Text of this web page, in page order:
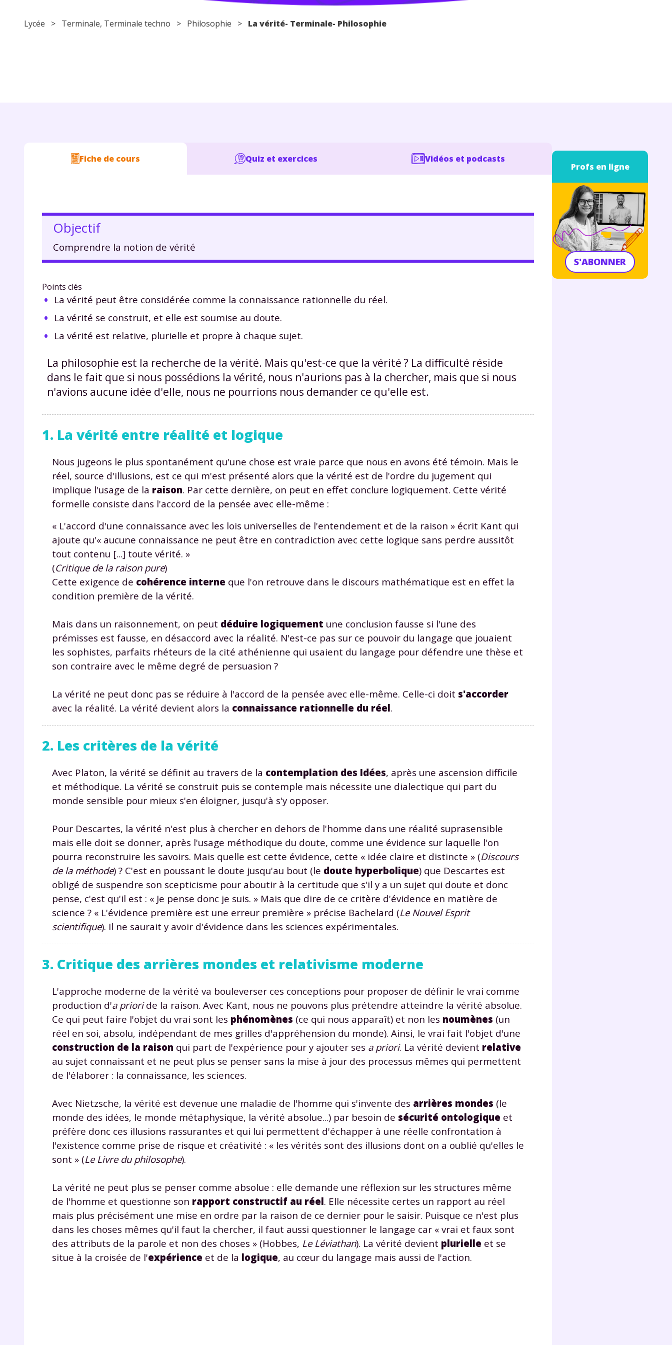
Lycée > Terminale, Terminale techno > Philosophie > La vérité- Terminale- Philosophie
Fiche de cours Quiz et exercices Vidéos et podcasts
Objectif
Comprendre la notion de vérité
Points clés
La vérité peut être considérée comme la connaissance rationnelle du réel.
La vérité se construit, et elle est soumise au doute.
La vérité est relative, plurielle et propre à chaque sujet.
La philosophie est la recherche de la vérité. Mais qu'est-ce que la vérité ? La difficulté réside
dans le fait que si nous possédions la vérité, nous n'aurions pas à la chercher, mais que si nous
n'avions aucune idée d'elle, nous ne pourrions nous demander ce qu'elle est.
1. La vérité entre réalité et logique
Nous jugeons le plus spontanément qu'une chose est vraie parce que nous en avons été témoin. Mais le
réel, source d'illusions, est ce qui m'est présenté alors que la vérité est de l'ordre du jugement qui
implique l'usage de la raison. Par cette dernière, on peut en effet conclure logiquement. Cette vérité
formelle consiste dans l'accord de la pensée avec elle-même :
« L'accord d'une connaissance avec les lois universelles de l'entendement et de la raison » écrit Kant qui
ajoute qu'« aucune connaissance ne peut être en contradiction avec cette logique sans perdre aussitôt
tout contenu [...] toute vérité. »
(Critique de la raison pure)
Cette exigence de cohérence interne que l'on retrouve dans le discours mathématique est en effet la
condition première de la vérité.
Mais dans un raisonnement, on peut déduire logiquement une conclusion fausse si l'une des
prémisses est fausse, en désaccord avec la réalité. N'est-ce pas sur ce pouvoir du langage que jouaient
les sophistes, parfaits rhéteurs de la cité athénienne qui usaient du langage pour défendre une thèse et
son contraire avec le même degré de persuasion ?
La vérité ne peut donc pas se réduire à l'accord de la pensée avec elle-même. Celle-ci doit s'accorder
avec la réalité. La vérité devient alors la connaissance rationnelle du réel.
2. Les critères de la vérité
Avec Platon, la vérité se définit au travers de la contemplation des Idées, après une ascension difficile
et méthodique. La vérité se construit puis se contemple mais nécessite une dialectique qui part du
monde sensible pour mieux s'en éloigner, jusqu'à s'y opposer.
Pour Descartes, la vérité n'est plus à chercher en dehors de l'homme dans une réalité suprasensible
mais elle doit se donner, après l'usage méthodique du doute, comme une évidence sur laquelle l'on
pourra reconstruire les savoirs. Mais quelle est cette évidence, cette « idée claire et distincte » (Discours
de la méthode) ? C'est en poussant le doute jusqu'au bout (le doute hyperbolique) que Descartes est
obligé de suspendre son scepticisme pour aboutir à la certitude que s'il y a un sujet qui doute et donc
pense, c'est qu'il est : « Je pense donc je suis. » Mais que dire de ce critère d'évidence en matière de
science ? « L'évidence première est une erreur première » précise Bachelard (Le Nouvel Esprit
scientifique). Il ne saurait y avoir d'évidence dans les sciences expérimentales.
3. Critique des arrières mondes et relativisme moderne
L'approche moderne de la vérité va bouleverser ces conceptions pour proposer de définir le vrai comme
production d'a prioride la raison. Avec Kant, nous ne pouvons plus prétendre atteindre la vérité absolue.
Ce qui peut faire l'objet du vrai sont les phénomènes (ce qui nous apparaît) et non les noumènes (un
réel en soi, absolu, indépendant de mes grilles d'appréhension du monde). Ainsi, le vrai fait l'objet d'une
construction de la raison qui part de l'expérience pour y ajouter ses a priori. La vérité devient relative
au sujet connaissant et ne peut plus se penser sans la mise à jour des processus mêmes qui permettent
de l'élaborer : la connaissance, les sciences.
Avec Nietzsche, la vérité est devenue une maladie de l'homme qui s'invente des arrières mondes (le
monde des idées, le monde métaphysique, la vérité absolue...) par besoin de sécurité ontologique et
préfère donc ces illusions rassurantes et qui lui permettent d'échapper à une réelle confrontation à
l'existence comme prise de risque et créativité : « les vérités sont des illusions dont on a oublié qu'elles le
sont » (Le Livre du philosophe).
La vérité ne peut plus se penser comme absolue : elle demande une réflexion sur les structures même
de l'homme et questionne son rapport constructif au réel. Elle nécessite certes un rapport au réel
mais plus précisément une mise en ordre par la raison de ce dernier pour le saisir. Puisque ce n'est plus
dans les choses mêmes qu'il faut la chercher, il faut aussi questionner le langage car « vrai et faux sont
des attributs de la parole et non des choses » (Hobbes, Le Léviathan). La vérité devient plurielle et se
situe à la croisée de l'expérience et de la logique, au cœur du langage mais aussi de l'action.
Profs en ligne
S'ABONNER
réussir votre année scolaire ?
Testez gratuitement pendant 24h
notre plateforme de soutien scolaire !
Fiches de cours et vidéos,
exercices corrigés ,
podcasts de révisions
Unespace dédié aux
parents pour suivre les
Tout le programme scolaire
du CP à la Terminale
Des profs expérimentés
disponibles à la demande
par tchat, audio ou vidéo
* Votre code d'accès sera envoyé à cette adresse e-mail. En renseignant votre e-mail, vous
consentez à ce que vos données à caractère personnel soient traitées par SEJER, sous la
marque myMaxicours, afin que SEJER puisse vous donner accès au service de soutien scolaire
pendant 24h. Pour en savoir plus sur la gestion de vos données personnelles et pour exercer
vos droits, vous pouvez consulternotre charte.
J’accepte de recevoir les actualités et des communications de la
part de myMaxicours.
newsletter. Vous pourrez vous désinscrire à tout moment, à travers le lien de
désinscription présent dans chaque newsletter. Pour en savoir plus sur la gestion
de vos données personnelles et pour exercer vos droits, vous pouvez consulter
notre charte